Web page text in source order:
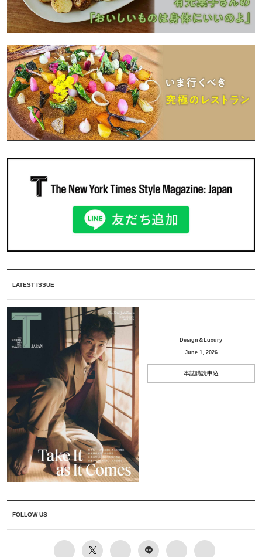
LATEST ISSUE
Design＆Luxury
June 1, 2026
本誌購読申込
FOLLOW US